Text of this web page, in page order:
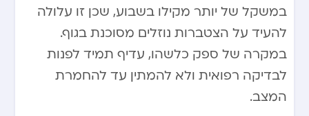
במשקל של יותר מקילו בשבוע, שכן זו עלולה
להעיד על הצטברות נוזלים מסוכנת בגוף.
במקרה של ספק כלשהו, עדיף תמיד לפנות
לבדיקה רפואית ולא להמתין עד להחמרת
המצב.